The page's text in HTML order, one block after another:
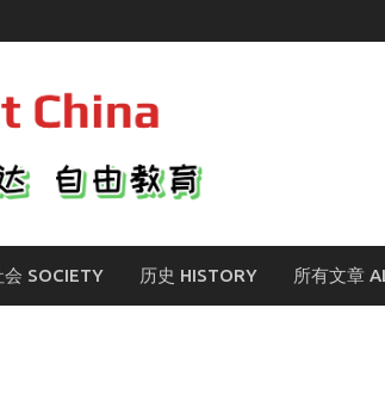
会 SOCIETY 历史 HISTORY 所有文章